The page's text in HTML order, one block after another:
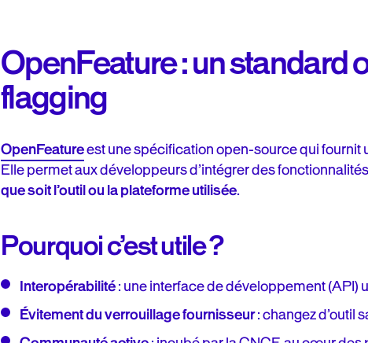
OpenFeature : un standard
flagging
OpenFeatureest une spécification open-source qui fournit
Elle permet aux développeurs d’intégrer des
que soit l’outil ou la plateforme utilisée.
Pourquoi c’est utile ?
Interopérabilité: une interface de développement (API)
Évitement du verrouillage fournisseur: changez d’outil